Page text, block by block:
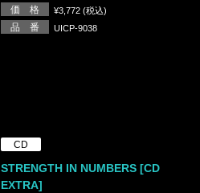
価 格 ¥3,772 (税込)
品 番 UICP-9038
CD
STRENGTH IN NUMBERS [CD
EXTRA]